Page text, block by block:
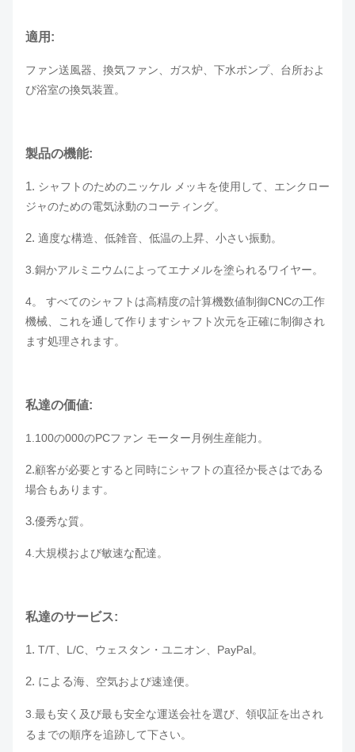
適用:
ファン送風器、換気ファン、ガス炉、下水ポンプ、台所およ
び浴室の換気装置。
製品の機能:
1. シャフトのためのニッケル メッキを使用して、エンクロー
ジャのための電気泳動のコーティング。
2. 適度な構造、低雑音、低温の上昇、小さい振動。
3.銅かアルミニウムによってエナメルを塗られるワイヤー。
4。 すべてのシャフトは高精度の計算機数値制御CNCの工作
機械、これを通して作りますシャフト次元を正確に制御され
ます処理されます。
私達の価値:
1.100の000のPCファン モーター月例生産能力。
2.顧客が必要とすると同時にシャフトの直径か長さはである
場合もあります。
3.優秀な質。
4.大規模および敏速な配達。
私達のサービス:
1. T/T、L/C、ウェスタン・ユニオン、PayPal。
2. による海、 空気および速達便。
3. 最も安く 及び最も安全な運送会社を選び、領収証を出され
るまでの順序を追跡して下さい。